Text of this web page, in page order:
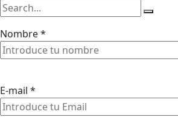
Nombre *
E-mail *